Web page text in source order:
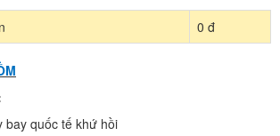
0 đ
bay quốc tế khứ hồi